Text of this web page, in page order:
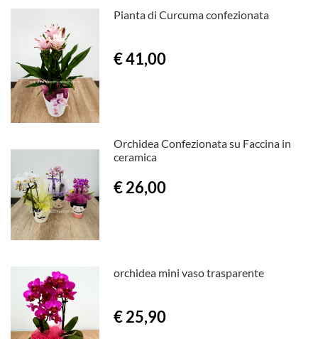
Pianta di Curcuma confezionata
€ 41,00
Orchidea Confezionata su Faccina in
ceramica
€ 26,00
orchidea mini vaso trasparente
€ 25,90